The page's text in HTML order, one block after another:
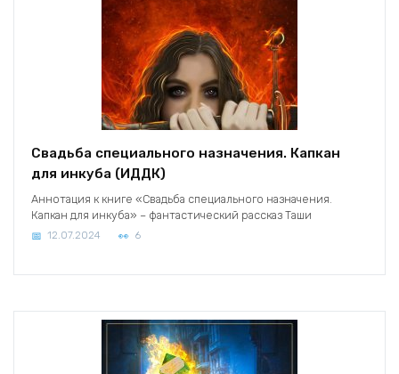
Свадьба специального назначения. Капкан
для инкуба (ИДДК)
Аннотация к книге «Свадьба специального назначения.
Капкан для инкуба» – фантастический рассказ Таши
12.07.2024 6